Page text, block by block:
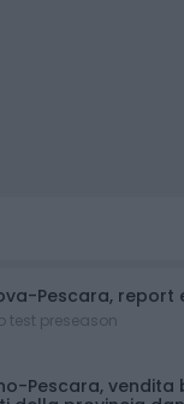
Pescara, report
test preseason
Pescara,